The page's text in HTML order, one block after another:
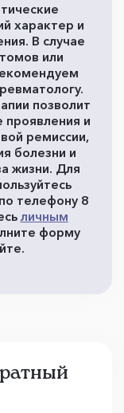
характер и
В случае
или
позволит
проявления и
ремиссии,
болезни и
жизни. Для
телефону 8
личным
форму